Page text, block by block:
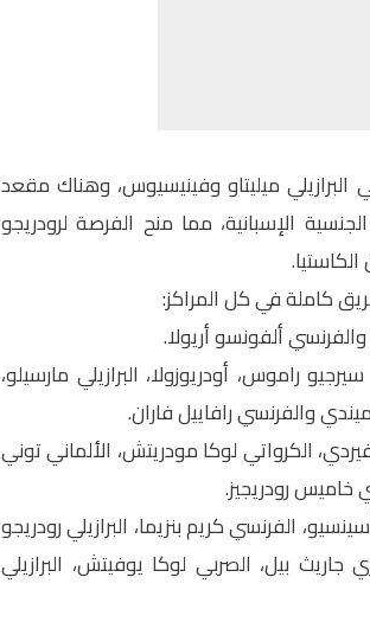
البرازيلي ميليتاو وفينيسيوس، وهناك مقعد
الإسبانية، مما منح الفرصة لرودريجو
كاملة في كل المراكز:
ألفونسو أريولا.
راموس، أودريوزولا، البرازيلي مارسيلو،
ميندي والفرنسي رافاييل فاران.
الكرواتي لوكا مودريتش، الألماني توني
خاميس رودريجيز.
الفرنسي كريم بنزيما، البرازيلي رودريجو
جاريث بيل، الصربي لوكا يوفيتش، البرازيلي